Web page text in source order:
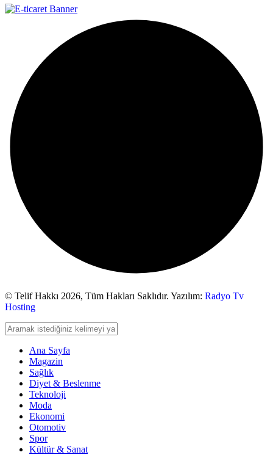
© Telif Hakkı 2026, Tüm Hakları Saklıdır. Yazılım: Radyo Tv
Hosting
Ana Sayfa
Magazin
Sağlık
Diyet & Beslenme
Teknoloji
Moda
Ekonomi
Otomotiv
Spor
Kültür & Sanat